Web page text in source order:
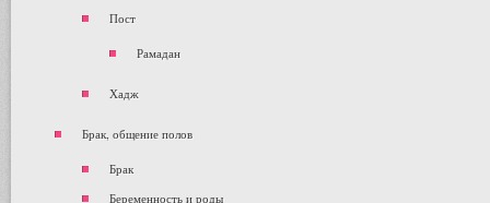
Пост
Рамадан
Хадж
Брак, общение полов
Брак
Беременность и роды